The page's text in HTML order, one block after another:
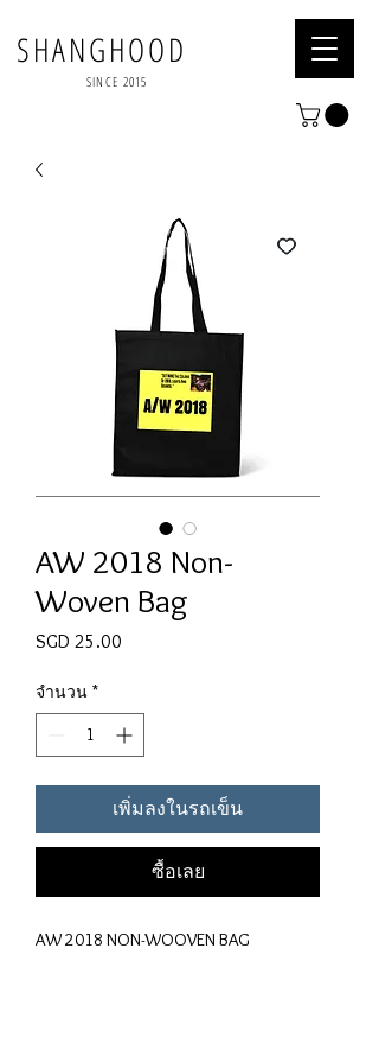
SHANGHOOD
SINCE 2015
AW 2018 Non-
Woven Bag
SGD 25.00
จำนวน *
เพิ่มลงในรถเข็น
ซื้อเลย
AW 2018 NON-WOOVEN BAG